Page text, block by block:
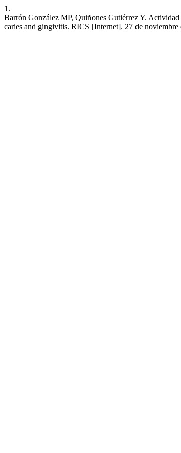
1.
Barrón González MP, Quiñones Gutiérrez Y.
caries and gingivitis. RICS [Internet]. 27 de